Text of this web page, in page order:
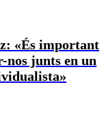
«És important
nos junts en un